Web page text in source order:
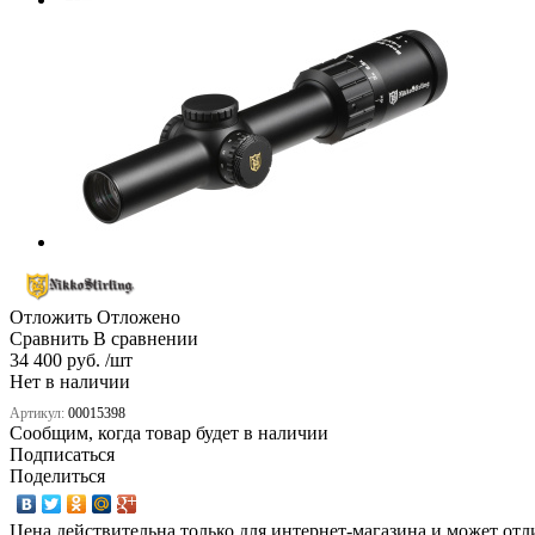
Отложить Отложено
Сравнить В сравнении
34 400 руб. /шт
Нет в наличии
Артикул: 00015398
Сообщим, когда товар будет в наличии
Подписаться
Поделиться
Цена действительна только для интернет-магазина и может